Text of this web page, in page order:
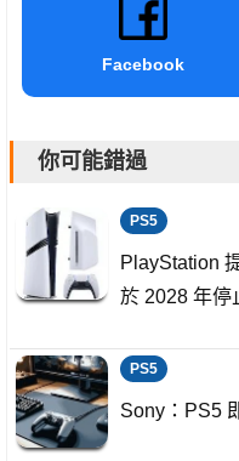
Facebook
你可能錯過
PS5
PlayStation
於 2028 年停
PS5
Sony：PS5